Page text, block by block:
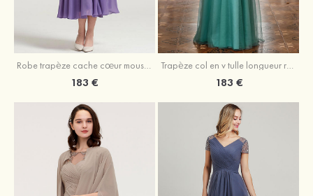
Robe trapèze cache cœur mousseline longueur mollet robe de mère de la mariée avec plissé veste
183 €
Trapèze col en v tulle longueur ras du sol robe de mère de la mariée avec perles paillettes
183 €